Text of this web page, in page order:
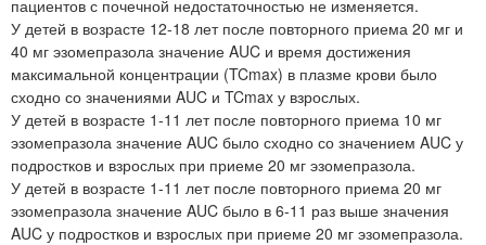
пациентов с почечной недостаточностью не изменяется.
У детей в возрасте 12-18 лет после повторного приема 20 мг и
40 мг эзомепразола значение AUC и время достижения
максимальной концентрации (TCmax) в плазме крови было
сходно со значениями AUC и TCmax у взрослых.
У детей в возрасте 1-11 лет после повторного приема 10 мг
эзомепразола значение AUC было сходно со значением AUC у
подростков и взрослых при приеме 20 мг эзомепразола.
У детей в возрасте 1-11 лет после повторного приема 20 мг
эзомепразола значение AUC было в 6-11 раз выше значения
AUC у подростков и взрослых при приеме 20 мг эзомепразола.